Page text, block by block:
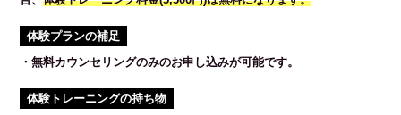
体験プランの補足
・無料カウンセリングのみのお申し込みが可能です。
体験トレーニングの持ち物